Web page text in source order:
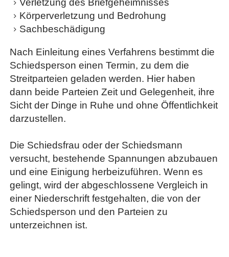
Verletzung des Briefgeheimnisses
Körperverletzung und Bedrohung
Sachbeschädigung
Nach Einleitung eines Verfahrens bestimmt die
Schiedsperson einen Termin, zu dem die
Streitparteien geladen werden. Hier haben
dann beide Parteien Zeit und Gelegenheit, ihre
Sicht der Dinge in Ruhe und ohne Öffentlichkeit
darzustellen.
Die Schiedsfrau oder der Schiedsmann
versucht, bestehende Spannungen abzubauen
und eine Einigung herbeizuführen. Wenn es
gelingt, wird der abgeschlossene Vergleich in
einer Niederschrift festgehalten, die von der
Schiedsperson und den Parteien zu
unterzeichnen ist.